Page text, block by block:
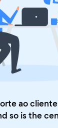
ao
so is the